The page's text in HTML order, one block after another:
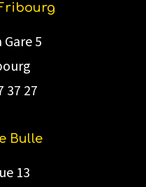
5
37 27
Bulle
13